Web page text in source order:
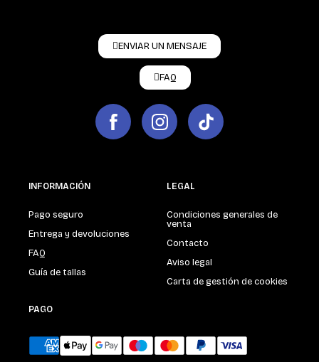
ENVIAR UN MENSAJE
FAQ
INFORMACIÓN
Pago seguro
Entrega y devoluciones
FAQ
Guía de tallas
LEGAL
Condiciones generales de
venta
Contacto
Aviso legal
Carta de gestión de cookies
PAGO